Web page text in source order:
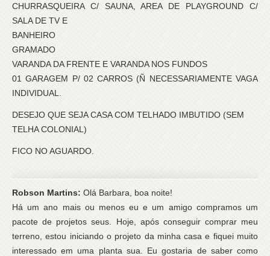
CHURRASQUEIRA C/ SAUNA, AREA DE PLAYGROUND C/
SALA DE TV E
BANHEIRO
GRAMADO
VARANDA DA FRENTE E VARANDA NOS FUNDOS
01 GARAGEM P/ 02 CARROS (Ñ NECESSARIAMENTE VAGA
INDIVIDUAL.
DESEJO QUE SEJA CASA COM TELHADO IMBUTIDO (SEM
TELHA COLONIAL)
FICO NO AGUARDO.
Robson Martins: Olá Barbara, boa noite!
Há um ano mais ou menos eu e um amigo compramos um
pacote de projetos seus. Hoje, após conseguir comprar meu
terreno, estou iniciando o projeto da minha casa e fiquei muito
interessado em uma planta sua. Eu gostaria de saber como